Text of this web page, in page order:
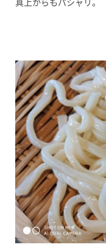
真上からもパシャリ。